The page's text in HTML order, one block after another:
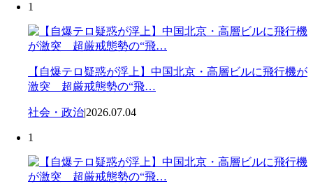
1
【自爆テロ疑惑が浮上】中国北京・高層ビルに飛行機が
激突 超厳戒態勢の“飛…
社会・政治|2026.07.04
1